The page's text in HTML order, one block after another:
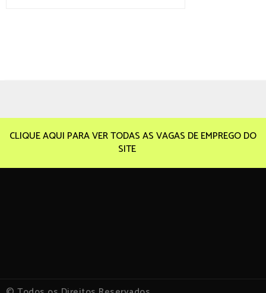
CLIQUE AQUI PARA VER TODAS AS VAGAS DE EMPREGO DO
SITE